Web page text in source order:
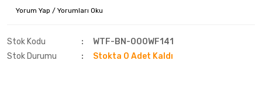
Yorum Yap / Yorumları Oku
Stok Kodu
WTF-BN-000WF141
Stok Durumu
Stokta 0 Adet Kaldı